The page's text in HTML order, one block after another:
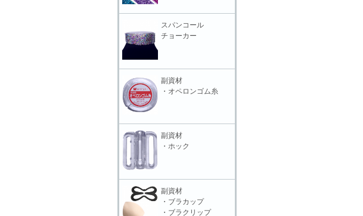
スパンコール
チョーカー
副資材
・オペロンゴム糸
副資材
・ホック
副資材
・ブラカップ
・ブラクリップ